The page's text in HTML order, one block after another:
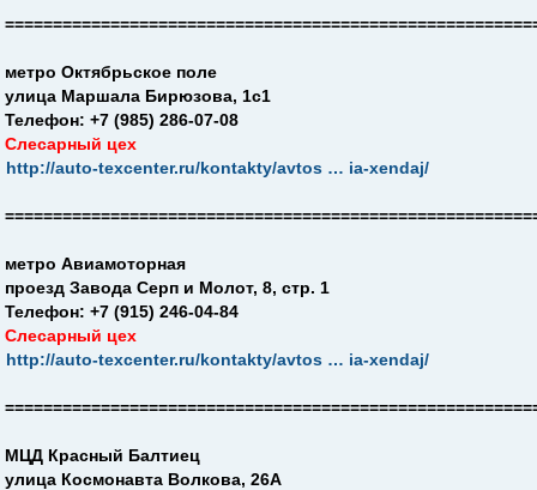
метро Октябрьское поле
улица Маршала Бирюзова, 1с1
Телефон: +7 (985) 286-07-08
Слесарный цех
http://auto-texcenter.ru/kontakty/avtos … ia-xendaj/
метро Авиамоторная
проезд Завода Серп и Молот, 8, стр. 1
Телефон: +7 (915) 246-04-84
Слесарный цех
http://auto-texcenter.ru/kontakty/avtos … ia-xendaj/
МЦД Красный Балтиец
улица Космонавта Волкова, 26А